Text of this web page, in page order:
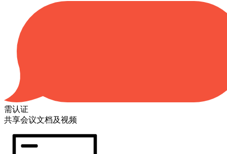
需认证
共享会议文档及视频